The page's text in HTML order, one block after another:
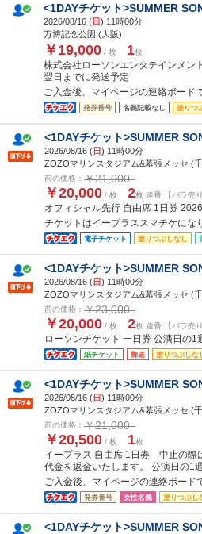
<1DAYチケット>SUMMER
2026/08/16 (日) 11時00分
万博記念公園 (大阪)
￥19,000 / 枚 1枚
株式会社ローソンエンタテインメン
翌日までに発送予定
ご入金後、マイページの連絡ボード
発券番号 名義記載なし 塗りつ
<1DAYチケット>SUMMER
2026/08/16 (日) 11時00分
ZOZOマリンスタジアム&幕張メッセ (
前の価格： ￥21,000
￥20,000 / 枚 2枚 連番 【バラ売り
オフィシャル先行 自由席 1日券
チケットはイープラススマチケにな
電子チケット 塗りつぶしなし
<1DAYチケット>SUMMER
2026/08/16 (日) 11時00分
ZOZOマリンスタジアム&幕張メッセ (
前の価格： ￥23,000
￥20,000 / 枚 2枚 連番 【バラ売り
ローソンチケット 一日券 公演日の1
紙チケット 郵送 塗りつぶしな
<1DAYチケット>SUMMER
2026/08/16 (日) 11時00分
ZOZOマリンスタジアム&幕張メッセ (
前の価格： ￥21,000
￥20,500 / 枚 1枚
イープラス 自由席 1日券 中止の際
代金を返金いたします。 公演日の1
ご入金後、マイページの連絡ボード
発券番号 女性名義 塗りつぶし
<1DAYチケット>SUMMER